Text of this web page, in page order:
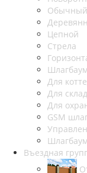
Обычный
Цепной
Стрела
Для
Для
Для
GSM
Въездная